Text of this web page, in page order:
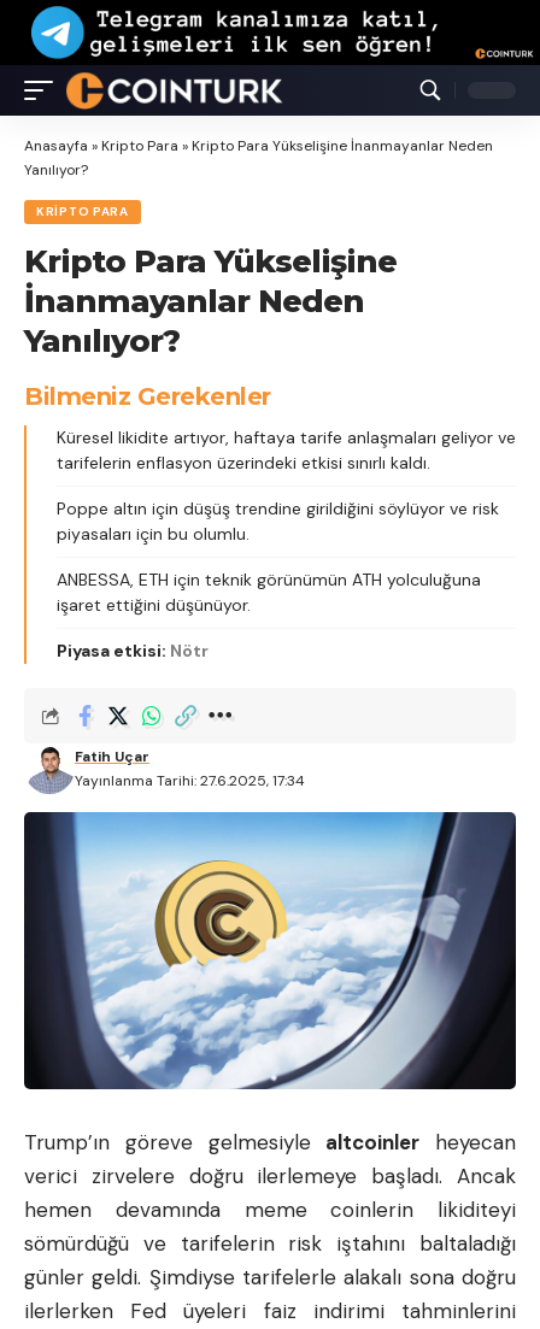
Anasayfa »Kripto Para »Kripto Para Yükselişine İnanmayanlar Neden
Yanılıyor?
KRIPTO PARA
Kripto Para Yükselişine
İnanmayanlar Neden
Yanılıyor?
Bilmeniz Gerekenler
Küresel likidite artıyor, haftaya tarife anlaşmaları geliyor ve
tarifelerin enflasyon üzerindeki etkisi sınırlı kaldı.
Poppe altın için düşüş trendine girildiğini söylüyor ve risk
piyasaları için bu olumlu.
ANBESSA, ETH için teknik görünümün ATH yolculuğuna
işaret ettiğini düşünüyor.
Piyasa etkisi: Nötr
Yayınlanma Tarihi: 27.6.2025, 17:34
Fatih Uçar
Trump’ın göreve gelmesiyle altcoinler heyecan
verici zirvelere doğru ilerlemeye başladı. Ancak
hemen devamında meme coinlerin likiditeyi
sömürdüğü ve tarifelerin risk iştahını baltaladığı
günler geldi. Şimdiyse tarifelerle alakalı sona doğru
ilerlerken Fed üyeleri faiz indirimi tahminlerini